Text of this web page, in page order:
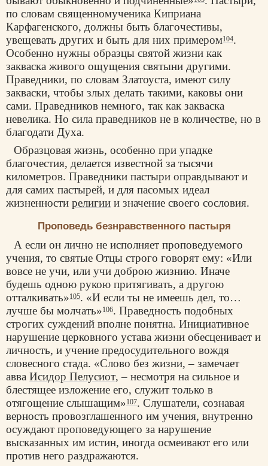
по словам священномученика Киприана
Карфагенского, должны быть благочестивы,
увещевать других и быть для них примером104.
Особенно нужны образцы святой жизни как
закваска живого ощущения святыни другими.
Праведники, по словам Златоуста, имеют силу
закваски, чтобы злых делать такими, каковы они
сами. Праведников немного, так как закваска
невелика. Но сила праведников не в количестве, но в
благодати Духа.
Образцовая жизнь, особенно при упадке
благочестия, делается известной за тысячи
километров. Праведники пастыри оправдывают и
для самих пастырей, и для пасомых идеал
жизненности религии и значение своего сословия.
Проповедь безнравственного пастыря
А если он лично не исполняет проповедуемого
учения, то святые Отцы строго говорят ему: «Или
вовсе не учи, или учи доброю жизнию. Иначе
будешь одною рукою притягивать, а другою
отталкивать»105. «И если ты не имеешь дел, то…
лучше бы молчать»106. Праведность подобных
строгих суждений вполне понятна. Инициативное
нарушение церковного устава жизни обесценивает и
личность, и учение предосудительного вождя
словесного стада. «Слово без жизни, – замечает
авва Исидор Пелусиот, – несмотря на сильное и
блестящее изложение его, служит только в
отягощение слышащим»107. Слушатели, сознавая
верность провозглашенного им учения, внутренно
осуждают проповедующего за нарушение
высказанных им истин, иногда осмеивают его или
против него раздражаются.